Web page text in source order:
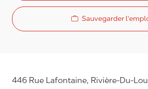
Sauvegarder
446 Rue Lafontaine, Rivière-Du-